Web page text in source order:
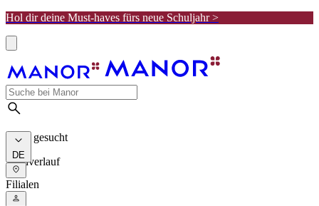
Hol dir deine Must-haves fürs neue Schuljahr >
Meist gesucht
Suchverlauf
DE
Filialen